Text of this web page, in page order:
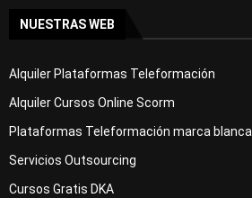
NUESTRAS WEB
Alquiler Plataformas Teleformación
Alquiler Cursos Online Scorm
Plataformas Teleformación marca blanca
Servicios Outsourcing
Cursos Gratis DKA